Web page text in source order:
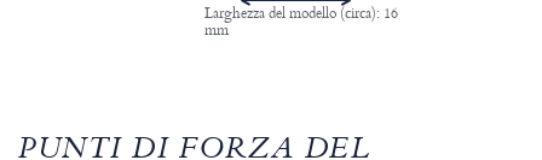
Larghezza del modello (circa): 16
mm